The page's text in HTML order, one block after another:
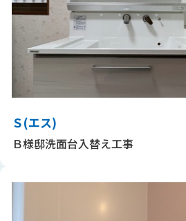
Ｓ(エス)
Ｂ様邸洗面台入替え工事